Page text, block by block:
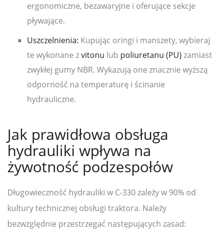
ergonomiczne, bezawaryjne i oferujące sekcje
pływające.
Uszczelnienia: Kupując oringi i manszety, wybieraj
te wykonane zvitonu lub poliuretanu (PU) zamiast
zwykłej gumy NBR. Wykazują one znacznie wyższą
odporność na temperaturę i ścinanie
hydrauliczne.
Jak prawidłowa obsługa
hydrauliki wpływa na
żywotność podzespołów
Długowieczność hydrauliki w C-330 zależy w 90% od
kultury technicznej obsługi traktora. Należy
bezwzględnie przestrzegać następujących zasad: